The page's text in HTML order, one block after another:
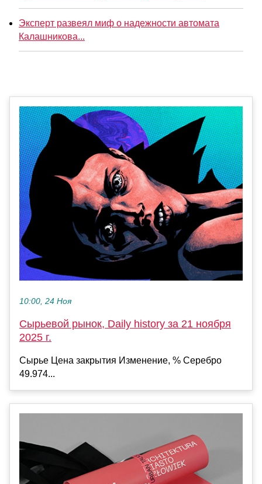
Эксперт развеял миф о надежности автомата
Калашникова...
10:00, 24 Ноя
Сырьевой рынок, Daily history за 21 ноября
2025 г.
Сырье Цена закрытия Изменение, % Серебро
49.974...